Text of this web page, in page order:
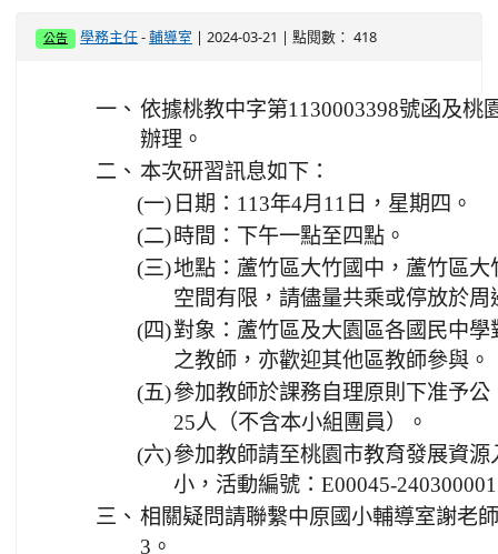
公告 學務主任 -輔導室 | 2024-03-21 | 點閱數： 418
一、 依據桃教中字第1130003398號函及桃
辦理。
二、 本次研習訊息如下：
(一) 日期：113年4月11日，星期四。
(二)時間：下午一點至四點。
(三)地點：蘆竹區大竹國中，蘆竹區
空間有限，請儘量共乘或停放於周
(四)對象：蘆竹區及大園區各國民中
之教師，亦歡迎其他區教師參與。
(五)參加教師於課務自理原則下准予
25人（不含本小組團員）。
(六)參加教師請至桃園市教育發展資
小，活動編號：E00045-
三、 相關疑問請聯繫中原國小輔導室謝老
3。